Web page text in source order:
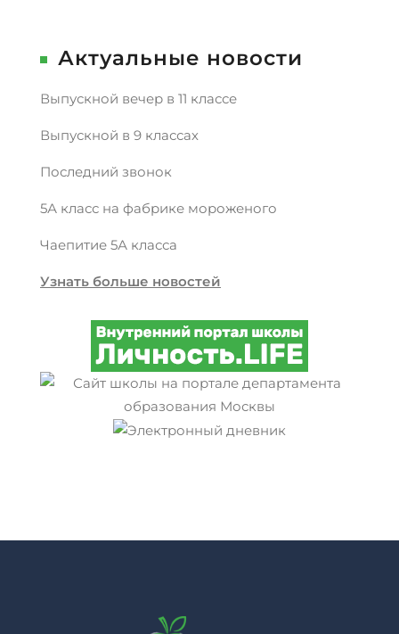
Актуальные новости
Выпускной вечер в 11 классе
Выпускной в 9 классах
Последний звонок
5А класс на фабрике мороженого
Чаепитие 5А класса
Узнать больше новостей